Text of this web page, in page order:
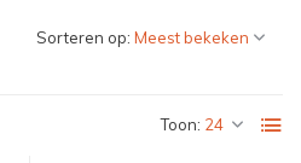
Toon:
Sorteren op: